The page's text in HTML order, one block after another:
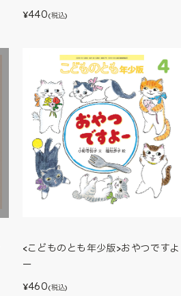
¥440(税込)
<こどものとも年少版>おやつですよ
ー
¥460(税込)